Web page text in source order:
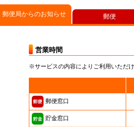
郵便局からのお知らせ
営業時間
※サービスの内容によりご利用いただ
郵便窓口
貯金窓口
郵便